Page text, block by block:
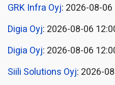
GRK Infra Oyj: 2026-08-
Digia Oyj: 2026-08-06
Digia Oyj: 2026-08-06
Siili Solutions Oyj: 2026-